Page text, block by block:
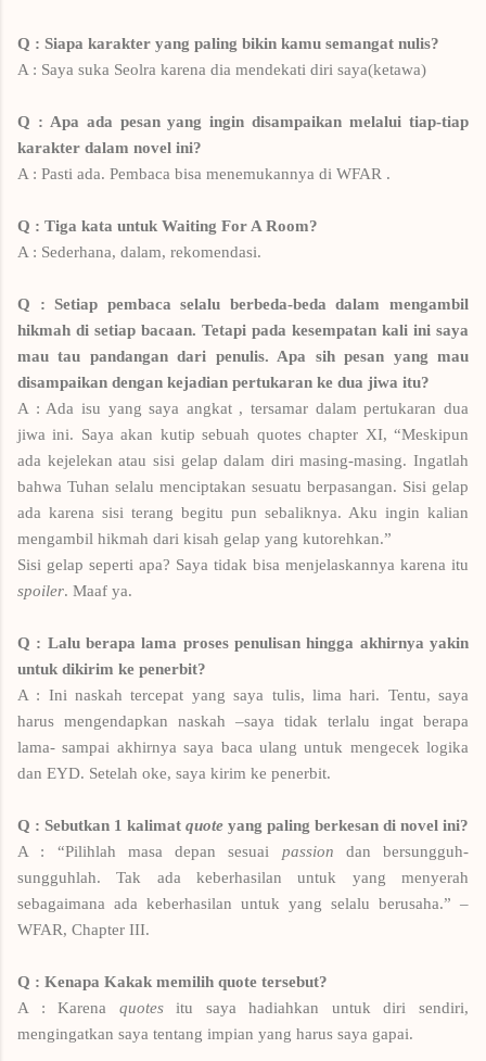
Q : Siapa karakter yang paling bikin kamu semangat nulis?
A : Saya suka Seolra karena dia mendekati diri saya(ketawa)
Q : Apa ada pesan yang ingin disampaikan melalui tiap-tiap
karakter dalam novel ini?
A : Pasti ada. Pembaca bisa menemukannya di WFAR .
Q : Tiga kata untuk Waiting For A Room?
A : Sederhana, dalam, rekomendasi.
Q : Setiap pembaca selalu berbeda-beda dalam mengambil
hikmah di setiap bacaan. Tetapi pada kesempatan kali ini saya
mau tau pandangan dari penulis. Apa sih pesan yang mau
disampaikan dengan kejadian pertukaran ke dua jiwa itu?
A : Ada isu yang saya angkat , tersamar dalam pertukaran dua
jiwa ini. Saya akan kutip sebuah quotes chapter XI, “Meskipun
ada kejelekan atau sisi gelap dalam diri masing-masing. Ingatlah
bahwa Tuhan selalu menciptakan sesuatu berpasangan. Sisi gelap
ada karena sisi terang begitu pun sebaliknya. Aku ingin kalian
mengambil hikmah dari kisah gelap yang kutorehkan.”
Sisi gelap seperti apa? Saya tidak bisa menjelaskannya karena itu
spoiler. Maaf ya.
Q : Lalu berapa lama proses penulisan hingga akhirnya yakin
untuk dikirim ke penerbit?
A : Ini naskah tercepat yang saya tulis, lima hari. Tentu, saya
harus mengendapkan naskah –saya tidak terlalu ingat berapa
lama- sampai akhirnya saya baca ulang untuk mengecek logika
dan EYD. Setelah oke, saya kirim ke penerbit.
Q : Sebutkan 1 kalimat quote yang paling berkesan di novel ini?
A : “Pilihlah masa depan sesuai passion dan bersungguh-
sungguhlah. Tak ada keberhasilan untuk yang menyerah
sebagaimana ada keberhasilan untuk yang selalu berusaha.” –
WFAR, Chapter III.
Q : Kenapa Kakak memilih quote tersebut?
A : Karena quotesitu saya hadiahkan untuk diri sendiri,
mengingatkan saya tentang impian yang harus saya gapai.